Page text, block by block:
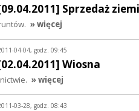
Sprzedaż ziemi
» więcej
04-04, godz. 09:45
Wiosna
» więcej
03-28, godz. 08:43